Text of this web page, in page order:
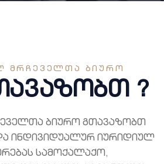
ᲛᲠᲩᲔᲕᲔᲚᲗᲐ ᲑᲘᲣᲠᲝ
?
ბიურო გთავაზობთ
ინდივიდუალურ იურიდიულ
სამოქალაქო,